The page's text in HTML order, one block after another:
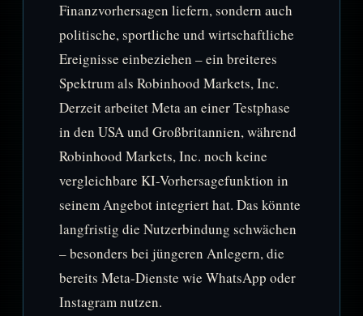
Finanzvorhersagen liefern, sondern auch
politische, sportliche und wirtschaftliche
Ereignisse einbeziehen – ein breiteres
Spektrum als Robinhood Markets, Inc.
Derzeit arbeitet Meta an einer Testphase
in den USA und Großbritannien, während
Robinhood Markets, Inc. noch keine
vergleichbare KI-Vorhersagefunktion in
seinem Angebot integriert hat. Das könnte
langfristig die Nutzerbindung schwächen
– besonders bei jüngeren Anlegern, die
bereits Meta-Dienste wie WhatsApp oder
Instagram nutzen.